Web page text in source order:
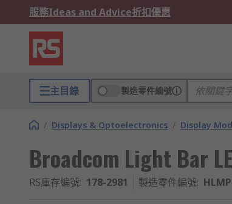
服務Ideas and Advice折扣優惠
主目錄 製造零件編號
/ Displays & Optoelectronics / Display
Broadcom Light Bar
RS庫存編號: 178-2981 製造零件編號: